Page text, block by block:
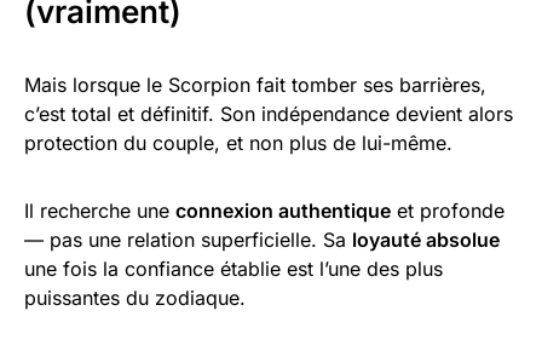
(vraiment)
Mais lorsque le Scorpion fait tomber ses barrières,
c’est total et définitif. Son indépendance devient alors
protection du couple, et non plus de lui-même.
Il recherche une connexion authentique et profonde
— pas une relation superficielle. Sa loyauté absolue
une fois la confiance établie est l’une des plus
puissantes du zodiaque.